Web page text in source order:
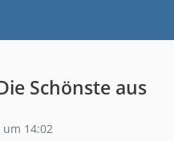
Schönste aus
um 14:02